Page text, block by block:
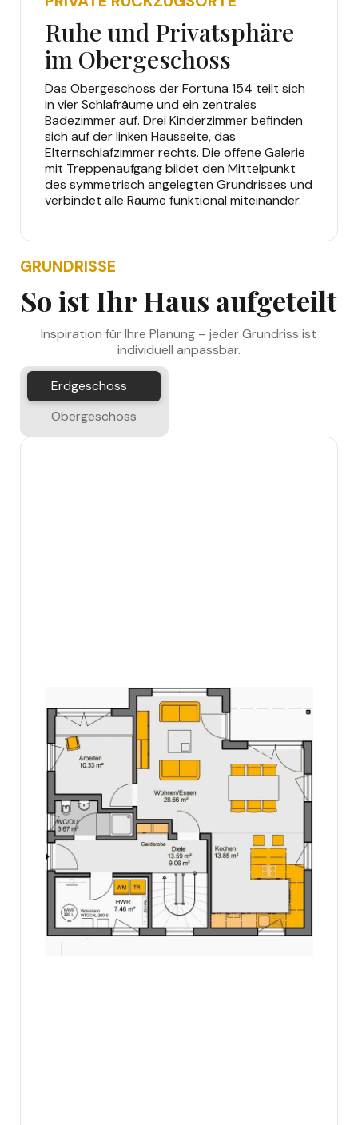
Ruhe und Privatsphäre
im Obergeschoss
Das Obergeschoss der Fortuna 154 teilt sich
in vier Schlafräume und ein zentrales
Badezimmer auf. Drei Kinderzimmer befinden
sich auf der linken Hausseite, das
Elternschlafzimmer rechts. Die offene Galerie
mit Treppenaufgang bildet den Mittelpunkt
des symmetrisch angelegten Grundrisses und
verbindet alle Räume funktional miteinander.
GRUNDRISSE
So ist Ihr Haus aufgeteilt
Inspiration für Ihre Planung – jeder Grundriss ist
individuell anpassbar.
Erdgeschoss
Obergeschoss